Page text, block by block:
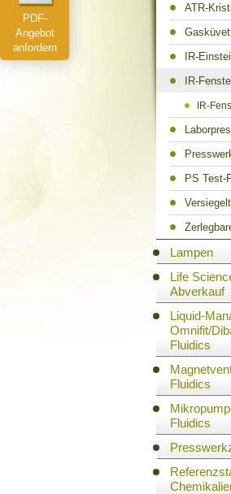
ATR-
IR-
IR-
IR-
PS Test-
Lampen
Life
Abverkauf
Liquid-
Omnifit/
Fluidics
Fluidics
Fluidics
PDF-
Angebot
anfordern